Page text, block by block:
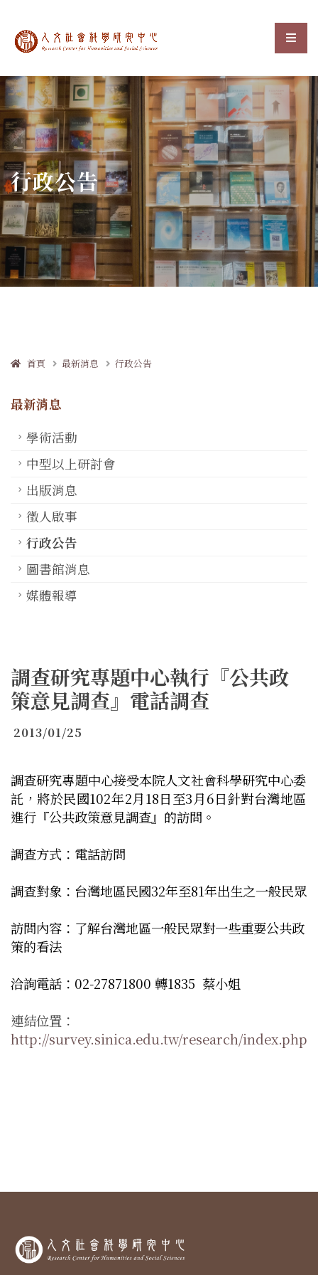
中央研究院人文社會科選
:::
行政公告
首頁 最新消息 行政公告
最新消息
學術活動
中型以上研討會
出版消息
徵人啟事
行政公告
圖書館消息
媒體報導
調查研究專題中心執行『公共政
策意見調查』電話調查
2013/01/25
調查研究專題中心接受本院人文社會科學研究中心委
託，將於民國102年2月18日至3月6日針對台灣地區
進行『公共政策意見調查』的訪問。
調查方式：電話訪問
調查對象： 台灣地區民國32年至81年出生之一般民眾
訪問內容： 了解台灣地區一般民眾對一些重要公共政
策的看法
洽詢電話：02-27871800 轉1835 蔡小姐
連結位置：
http://survey.sinica.edu.tw/research/index.php